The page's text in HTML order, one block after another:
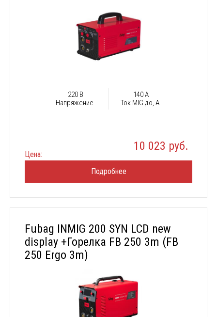
220 В
Напряжение
140 А
Ток MIG до, А
Цена:
10 023 руб.
Подробнее
Fubag INMIG 200 SYN LCD new
display +Горелка FB 250 3m (FB
250 Ergo 3m)